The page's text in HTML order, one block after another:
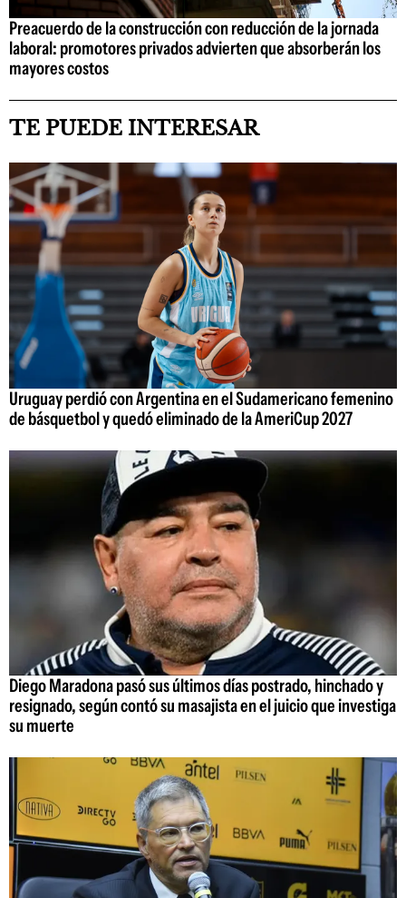
Preacuerdo de la construcción con reducción de la jornada
laboral: promotores privados advierten que absorberán los
mayores costos
TE PUEDE INTERESAR
Uruguay perdió con Argentina en el Sudamericano femenino
de básquetbol y quedó eliminado de la AmeriCup 2027
Diego Maradona pasó sus últimos días postrado, hinchado y
resignado, según contó su masajista en el juicio que investiga
su muerte